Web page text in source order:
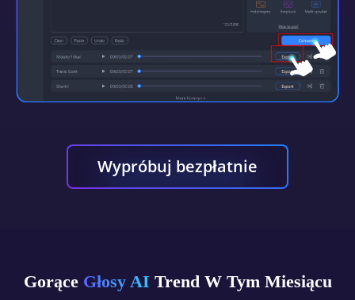
Wypróbuj bezpłatnie
Gorące Głosy AI Trend W Tym Miesiącu